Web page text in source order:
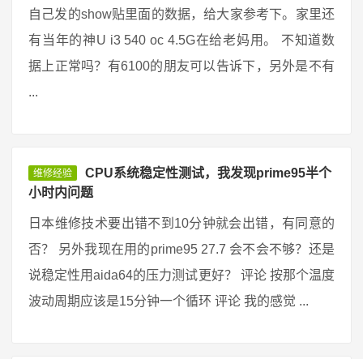
自己发的show贴里面的数据，给大家参考下。家里还
有当年的神U i3 540 oc 4.5G在给老妈用。 不知道数
据上正常吗？有6100的朋友可以告诉下，另外是不有
...
维修经验
CPU系统稳定性测试，我发现prime95半个
小时内问题
日本维修技术要出错不到10分钟就会出错，有同意的
否？ 另外我现在用的prime95 27.7 会不会不够？还是
说稳定性用aida64的压力测试更好？ 评论 按那个温度
波动周期应该是15分钟一个循环 评论 我的感觉 ...